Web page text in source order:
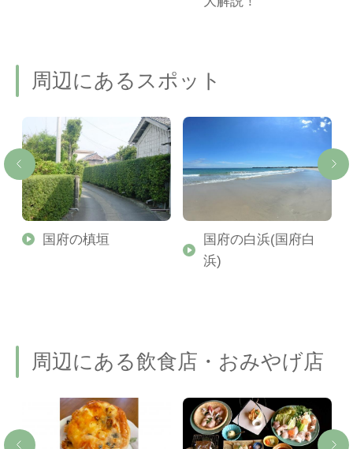
周辺にあるスポット
国府の槙垣
国府の白浜(国府白
浜)
周辺にある飲食店・おみやげ店